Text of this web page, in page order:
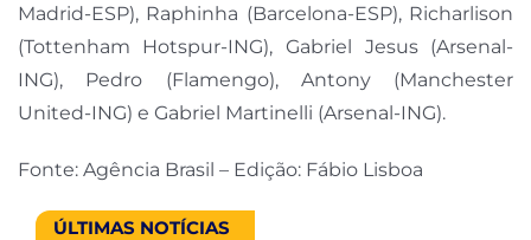
Madrid-ESP), Raphinha (Barcelona-ESP), Richarlison
(Tottenham Hotspur-ING), Gabriel Jesus (Arsenal-
ING), Pedro (Flamengo), Antony (Manchester
United-ING) e Gabriel Martinelli (Arsenal-ING).
Fonte: Agência Brasil – Edição: Fábio Lisboa
ÚLTIMAS NOTÍCIAS